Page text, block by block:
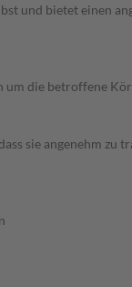
und bietet einen
um die betroffene
sie angenehm